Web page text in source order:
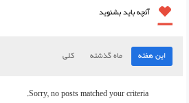
آنچه باید بشنوید
این هفته ماه گذشته کلی
Sorry, no posts matched your criteria.